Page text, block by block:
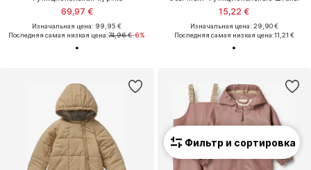
69,97 €
Изначальная цена: 99,95 €
Последняя самая низкая цена:74,96 €-6%
15,22 €
Изначальная цена: 29,90 €
Последняя самая низкая цена:11,21 €
Фильтр и сортировка